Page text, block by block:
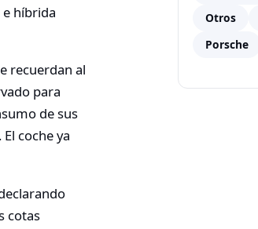
híbrida
recuerdan al
para
de sus
El coche ya
cotas
Otros
Porsche